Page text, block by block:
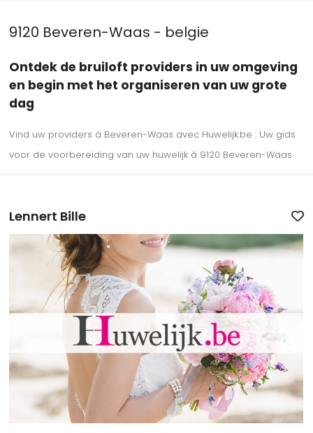
9120 Beveren-Waas - belgie
Ontdek de bruiloft providers in uw omgeving
en begin met het organiseren van uw grote
dag
Vind uw providers à Beveren-Waas avec Huwelijk.be : Uw gids
voor de voorbereiding van uw huwelijk à 9120 Beveren-Waas
Lennert Bille